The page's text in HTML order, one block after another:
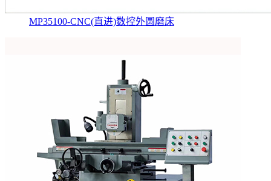
MP35100-CNC(直进)数控外圆磨床